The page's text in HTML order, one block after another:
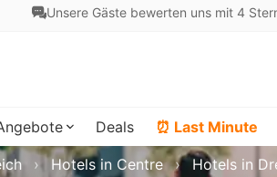
Unsere Gäste bewerten uns mit 4
Deals ⏰ Last Minute
Hotels in Centre Hotels in